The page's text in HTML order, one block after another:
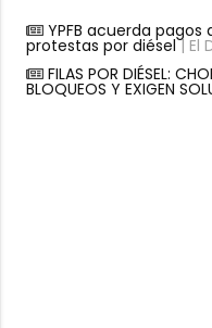
YPFB acuerda
protestas por diésel| El
FILAS POR DIÉSEL:
BLOQUEOS Y EXIGEN